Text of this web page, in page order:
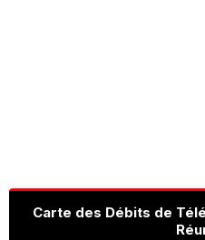
Carte des Débits de